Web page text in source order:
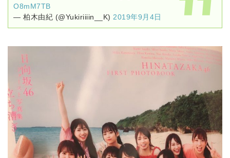
O8mM7TB
— 柏木由紀 (@Yukiriiiin__K) 2019年9月4日